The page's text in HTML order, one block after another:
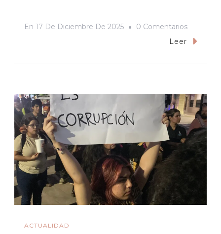
En 17 De Diciembre De 2025 0 ComentariosEn
Roja
Del
Toro
Leer
ACTUALIDAD